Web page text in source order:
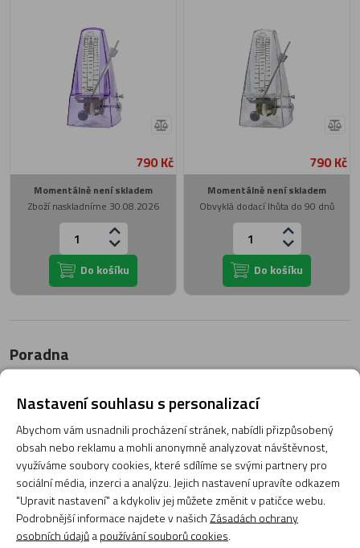
790 Kč
Momentálně není skladem
Zboží naskladníme 30.08.2026
Do košíku
790 Kč
Momentálně není skladem
Obvyklá dodací lhůta do 90 dnů
Do košíku
Poradna
Naši poradci a znalci sortimentu hudebních nástrojů a kol
jsou připraveni odpovídat na Vaše dotazy (pondělí až
pátek, 8:00 až 17:00).
Zeptejte se na co potřebujete, odpovíme co nejdříve.
Nastavení souhlasu s personalizací
Abychom vám usnadnili procházení stránek, nabídli přizpůsobený
obsah nebo reklamu a mohli anonymně analyzovat návštěvnost,
využíváme soubory cookies, které sdílíme se svými partnery pro
sociální média, inzerci a analýzu. Jejich nastavení upravíte odkazem
"Upravit nastavení" a kdykoliv jej můžete změnit v patičce webu.
Podrobnější informace najdete v našich Zásadách ochrany
osobních údajůapoužívání souborů cookies.